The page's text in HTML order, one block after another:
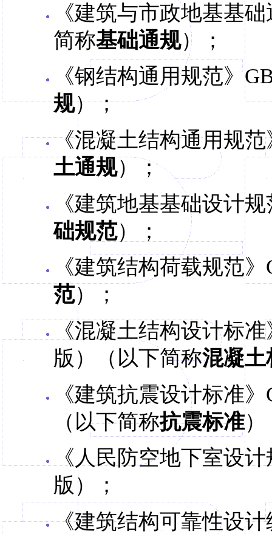
《建筑与市政地基基
简称基础通规）；
《钢结构通用规范》
规）；
《混凝土结构通用规范
土通规）；
《建筑地基基础设计
础规范）；
《建筑结构荷载规范
范）；
《混凝土结构设计标
版）（以下简称混凝土
《建筑抗震设计标准
（以下简称抗震标准）
《人民防空地下室设
版）；
《建筑结构可靠性设计